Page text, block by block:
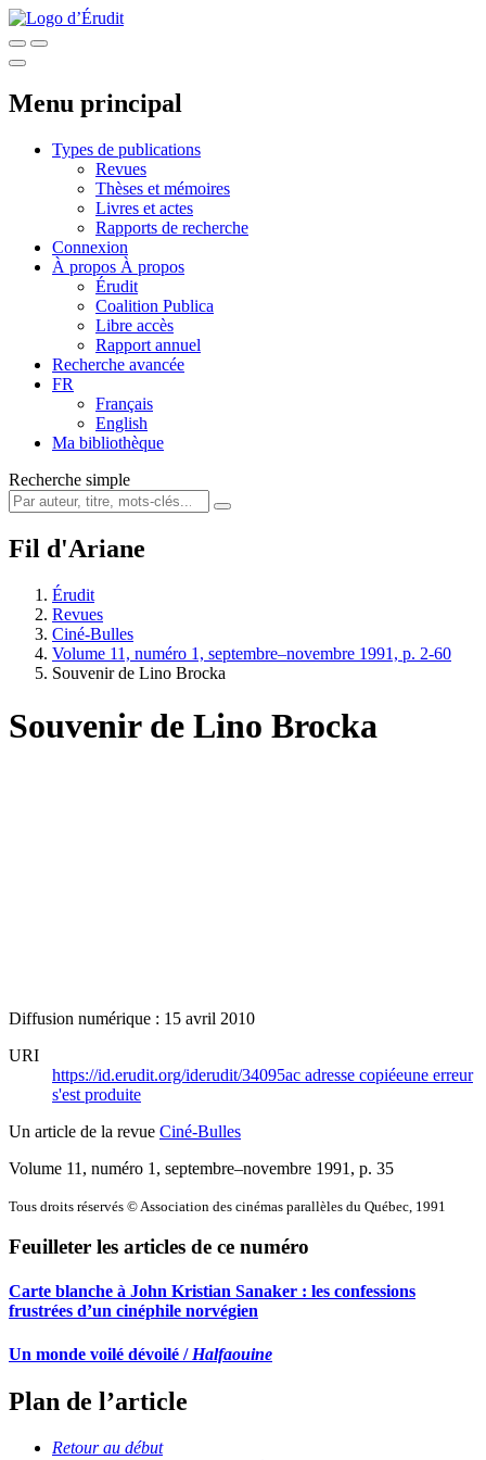
Menu principal
Types de publications
Revues
Thèses et mémoires
Livres et actes
Rapports de recherche
Connexion
À propos À propos
Érudit
Coalition Publica
Libre accès
Rapport annuel
Recherche avancée
FR
Français
English
Ma bibliothèque
Recherche simple
Fil d'Ariane
Érudit
Revues
Ciné-Bulles
Volume 11, numéro 1, septembre–novembre 1991, p. 2-60
Souvenir de Lino Brocka
Souvenir de Lino Brocka
Diffusion numérique : 15 avril 2010
URI
https://id.erudit.org/iderudit/34095ac adresse copiéeune erreur
s'est produite
Un article de la revue Ciné-Bulles
Volume 11, numéro 1, septembre–novembre 1991 , p. 35
Tous droits réservés © Association des cinémas parallèles du Québec, 1991
Feuilleter les articles de ce numéro
Carte blanche à John Kristian Sanaker : les confessions
frustrées d’un cinéphile norvégien
Un monde voilé dévoilé / Halfaouine
Plan de l’article
Retour au début